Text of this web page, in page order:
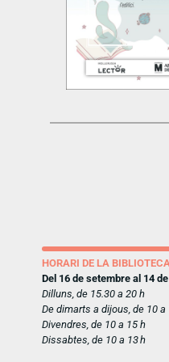
HORARI DE LA
Del 16 de setembre al 14
Dilluns, de 15.30 a 20 h
De dimarts a dijous, de 10 a
Divendres, de 10 a 15 h
Dissabtes, de 10 a 13 h